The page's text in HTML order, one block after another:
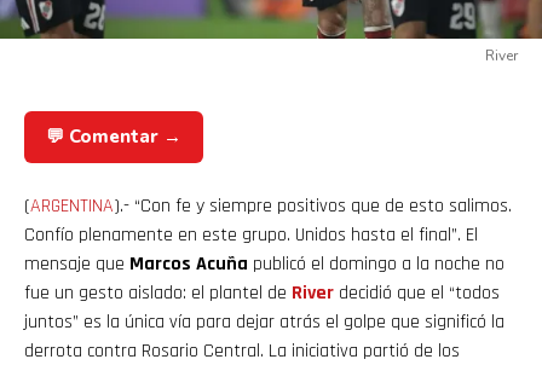
River
💬 Comentar →
(ARGENTINA).- “Con fe y siempre positivos que de esto salimos.
Confío plenamente en este grupo. Unidos hasta el final”. El
mensaje que Marcos Acuña publicó el domingo a la noche no
fue un gesto aislado: el plantel de River decidió que el “todos
juntos” es la única vía para dejar atrás el golpe que significó la
derrota contra Rosario Central. La iniciativa partió de los